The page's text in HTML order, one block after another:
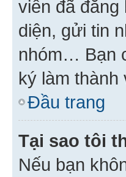
viên đã
diện, gửi tin
nhóm… Bạn
ký làm thành
Đầu trang
Tại sao tôi
Nếu bạn